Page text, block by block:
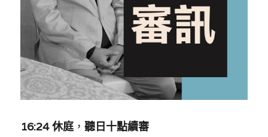
民主派騙案十式
反華推手起底
美西霸凌內幕
美西極權主義
真相直擊
林淑芳專欄
屈穎妍專欄
朱庭萱專欄
莫綺琪專欄
黃萬成專欄
絕密法庭檔案
醫院口岸爆炸案
屠龍小隊案
黎智英案審訊
支聯會案
生活
吃喝玩指南
休閒好介紹
親子
關於我們
人才招聘
投稿熱線
搜索
繁體中文
16:24 休庭， 聽日十點續審